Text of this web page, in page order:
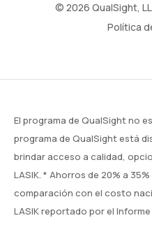
© 2026 QualSight,
Política
El programa de QualSight no
programa de QualSight está
brindar acceso a calidad,
LASIK. * Ahorros de 20% a
comparación con el costo
LASIK reportado por el